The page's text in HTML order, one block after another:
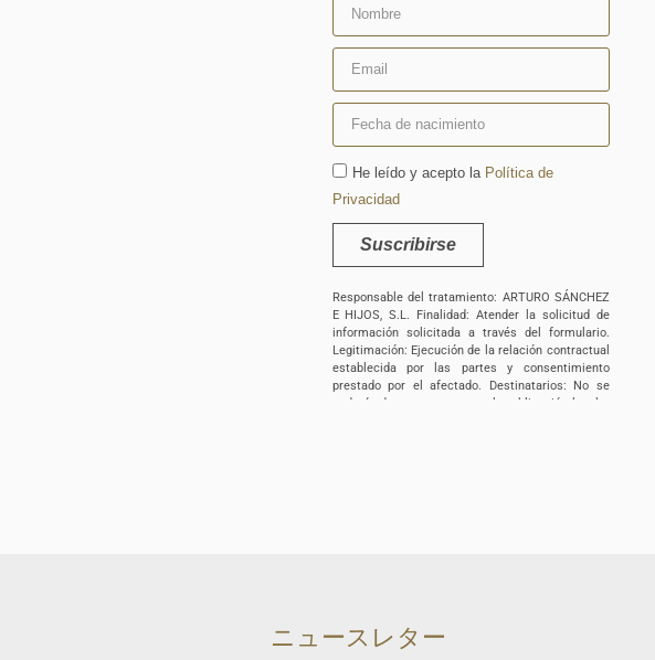
He leído y acepto la Política de
Privacidad
Suscribirse
Responsable del tratamiento: ARTURO SÁNCHEZ
E HIJOS, S.L. Finalidad: Atender la solicitud de
información solicitada a través del formulario.
Legitimación: Ejecución de la relación contractual
establecida por las partes y consentimiento
prestado por el afectado. Destinatarios: No se
cederán datos a terceros, salvo obligación legal o
info@arturosanchez.com tal y como se indica en
política de privacidad.
ニュースレター